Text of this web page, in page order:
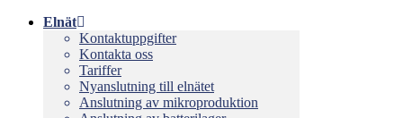
Elnät
Kontaktuppgifter
Kontakta oss
Tariffer
Nyanslutning till elnätet
Anslutning av mikroproduktion